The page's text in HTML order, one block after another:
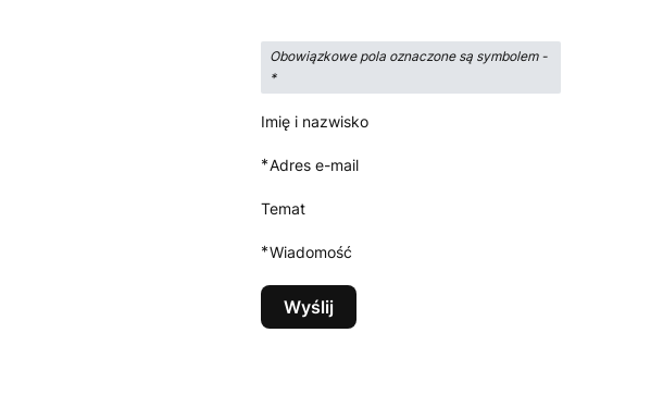
Obowiązkowe pola oznaczone są symbolem -
*
Imię i nazwisko
*Adres e-mail
Temat
*Wiadomość
Wyślij